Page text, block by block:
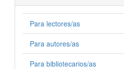
Para lectores/as
Para autores/as
Para bibliotecarios/as